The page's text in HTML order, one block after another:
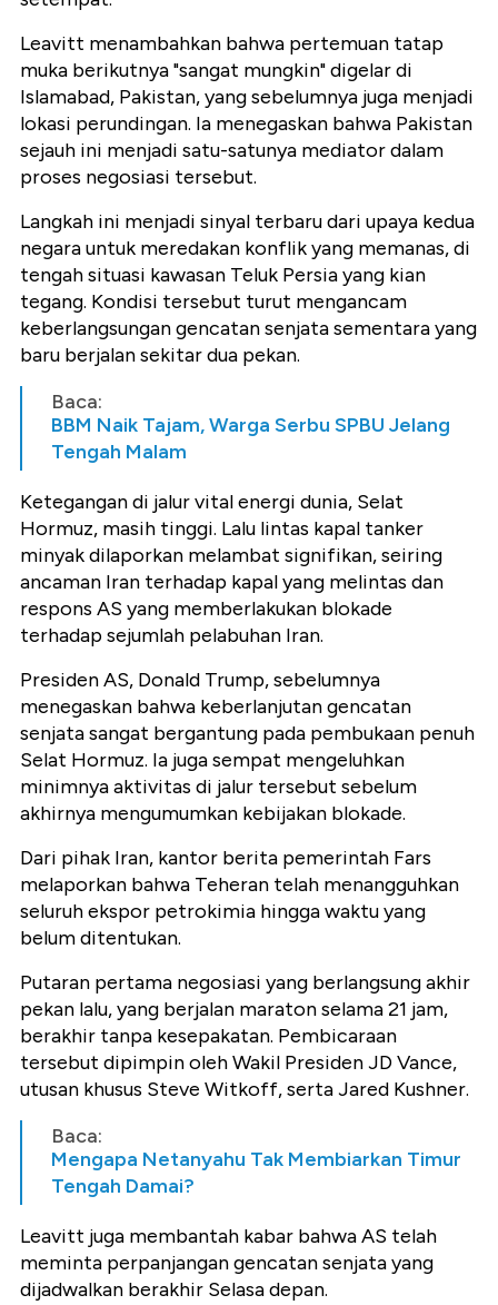
Leavitt menambahkan bahwa pertemuan tatap
muka berikutnya "sangat mungkin" digelar di
Islamabad, Pakistan, yang sebelumnya juga menjadi
lokasi perundingan. Ia menegaskan bahwa Pakistan
sejauh ini menjadi satu-satunya mediator dalam
proses negosiasi tersebut.
Langkah ini menjadi sinyal terbaru dari upaya kedua
negara untuk meredakan konflik yang memanas, di
tengah situasi kawasan Teluk Persia yang kian
tegang. Kondisi tersebut turut mengancam
keberlangsungan gencatan senjata sementara yang
baru berjalan sekitar dua pekan.
Baca:
BBM Naik Tajam, Warga Serbu SPBU Jelang
Tengah Malam
Ketegangan di jalur vital energi dunia, Selat
Hormuz, masih tinggi. Lalu lintas kapal tanker
minyak dilaporkan melambat signifikan, seiring
ancaman Iran terhadap kapal yang melintas dan
respons AS yang memberlakukan blokade
terhadap sejumlah pelabuhan Iran.
Presiden AS, Donald Trump, sebelumnya
menegaskan bahwa keberlanjutan gencatan
senjata sangat bergantung pada pembukaan penuh
Selat Hormuz. Ia juga sempat mengeluhkan
minimnya aktivitas di jalur tersebut sebelum
akhirnya mengumumkan kebijakan blokade.
Dari pihak Iran, kantor berita pemerintah Fars
melaporkan bahwa Teheran telah menangguhkan
seluruh ekspor petrokimia hingga waktu yang
belum ditentukan.
Putaran pertama negosiasi yang berlangsung akhir
pekan lalu, yang berjalan maraton selama 21 jam,
berakhir tanpa kesepakatan. Pembicaraan
tersebut dipimpin oleh Wakil Presiden JD Vance,
utusan khusus Steve Witkoff, serta Jared Kushner.
Baca:
Mengapa Netanyahu Tak Membiarkan Timur
Tengah Damai?
Leavitt juga membantah kabar bahwa AS telah
meminta perpanjangan gencatan senjata yang
dijadwalkan berakhir Selasa depan.